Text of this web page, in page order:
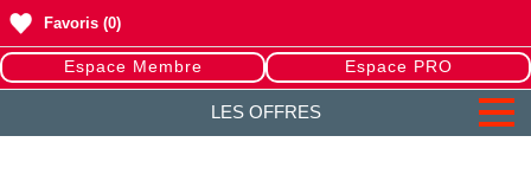
Espace Membre Espace PRO
Favoris (0)
LES OFFRES